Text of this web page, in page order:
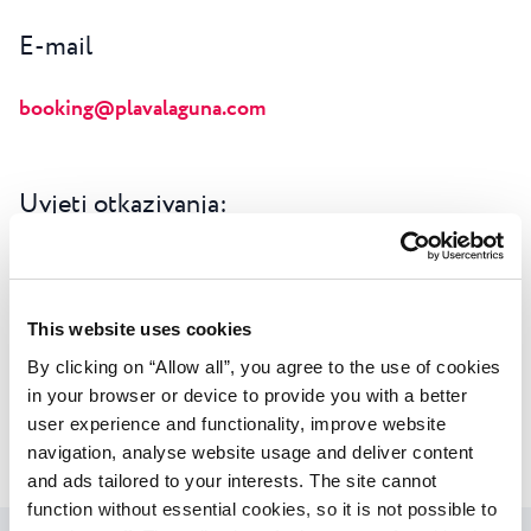
This website uses cookies
By clicking on “Allow all”, you agree to the use of cookies
in your browser or device to provide you with a better
user experience and functionality, improve website
navigation, analyse website usage and deliver content
and ads tailored to your interests. The site cannot
function without essential cookies, so it is not possible to
E-mail
booking@plavalaguna.com
Uvjeti otkazivanja:
Premium Villas & Premium Villas morska strana:
toga ili u slučaju nedolaska naplaćuje se 1 noćenje.
Povratak na sve ponude